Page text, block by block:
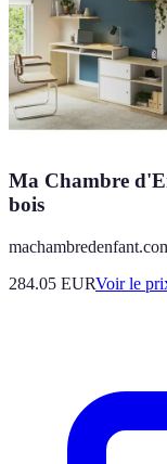
Ma Chambre
bois
284.05 EURVoir le